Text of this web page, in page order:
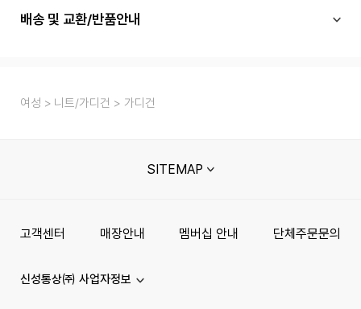
배송 및 교환/반품안내
여성 니트/가디건 가디건
SITEMAP
고객센터 매장안내 멤버십 안내 단체주문문의
신성통상㈜ 사업자정보